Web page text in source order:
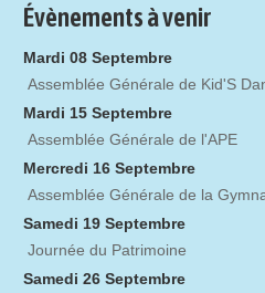
Évènements à venir
Mardi 08 Septembre
Assemblée Générale de Kid'S
Mardi 15 Septembre
Assemblée Générale de l'APE
Mercredi 16 Septembre
Assemblée Générale de la
Samedi 19 Septembre
Journée du Patrimoine
Samedi 26 Septembre